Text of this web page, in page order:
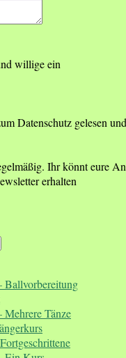
willige ein
Datenschutz gelesen
Ihr könnt eure
erhalten
Ballvorbereitung
Tänze